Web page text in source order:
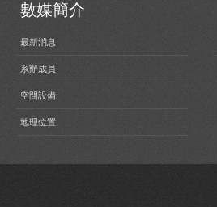
數媒簡介
最新消息
系辦成員
空間設備
地理位置